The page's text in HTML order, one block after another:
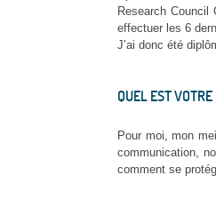
Research
effectuer les 6
J’ai donc été
QUEL EST
Pour moi, mon
communication,
comment se